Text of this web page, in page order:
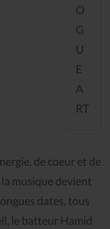
O
G
U
E
A
RT
de coeur et de
musique devient
dates, tous
le batteur Hamid